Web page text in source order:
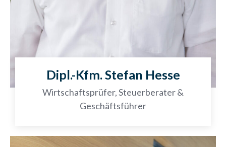
Dipl.-Kfm. Stefan Hesse
Wirtschaftsprüfer, Steuerberater &
Geschäftsführer